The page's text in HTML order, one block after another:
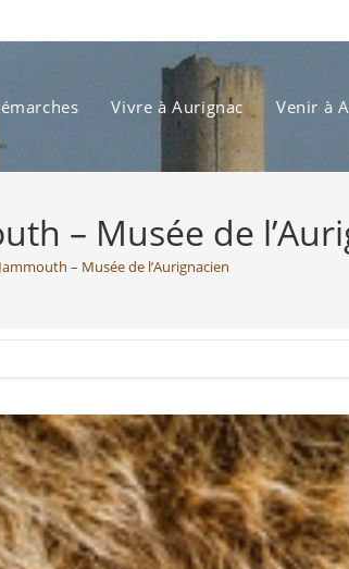
Vivre à Aurignac Venir à
– Musée de
– Musée de l’Aurignacien